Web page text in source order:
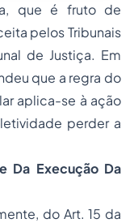
que é fruto de
pelos Tribunais
de Justiça. Em
que a regra do
aplica-se à ação
perder a
Da Execução Da
do Art. 15 da